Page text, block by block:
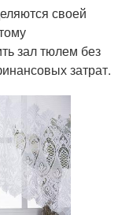
своей
зал тюлем без
затрат.